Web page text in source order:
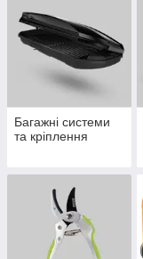
Багажні системи
та кріплення